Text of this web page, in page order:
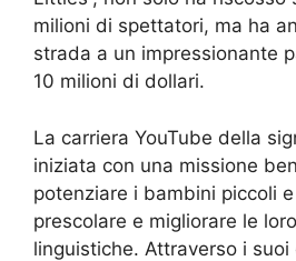
milioni di spettatori, ma ha
strada a un impressionante
10 milioni di dollari.
La carriera YouTube della
iniziata con una missione
potenziare i bambini piccoli
prescolare e migliorare le
linguistiche. Attraverso i suoi